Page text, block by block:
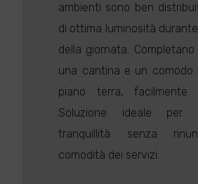
ambienti sono ben
di ottima luminosità
della giornata.
una cantina e un comodo
piano terra, facilmente
Soluzione ideale per
tranquillità senza
comodità dei servizi.